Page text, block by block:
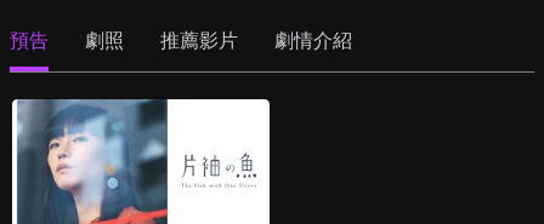
預告 劇照 推薦影片 劇情介紹